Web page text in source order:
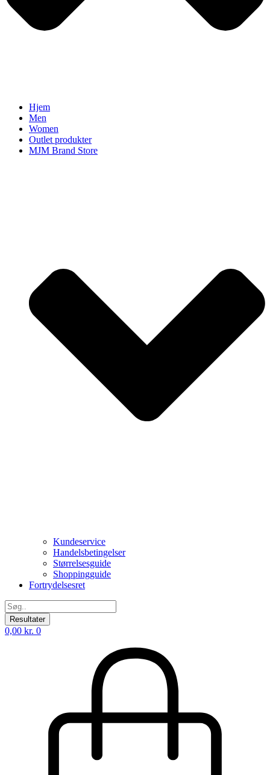
Hjem
Men
Women
Outlet produkter
MJM Brand Store
Kundeservice
Handelsbetingelser
Størrelsesguide
Shoppingguide
Fortrydelsesret
Search
...Resultater
0,00 kr. 0